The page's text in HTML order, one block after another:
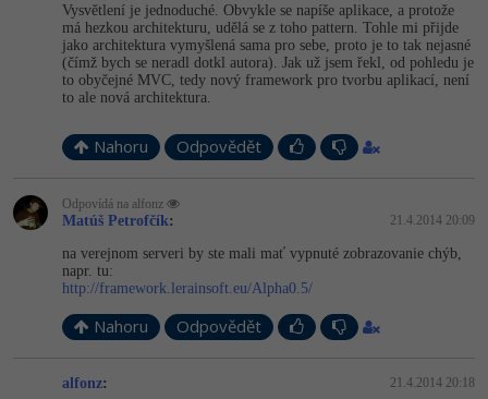
Vysvětlení je jednoduché. Obvykle se napíše aplikace, a protože
má hezkou architekturu, udělá se z toho pattern. Tohle mi přijde
jako architektura vymyšlená sama pro sebe, proto je to tak nejasné
(čímž bych se neradl dotkl autora). Jak už jsem řekl, od pohledu je
to obyčejné MVC, tedy nový framework pro tvorbu aplikací, není
to ale nová architektura.
Nahoru Odpovědět
Odpovídá na alfonz
Matúš Petrofčík: 21.4.2014 20:09
na verejnom serveri by ste mali mať vypnuté zobrazovanie chýb,
napr. tu:
http://framework.lerainsoft.eu/Alpha0.5/
Nahoru Odpovědět
alfonz: 21.4.2014 20:18